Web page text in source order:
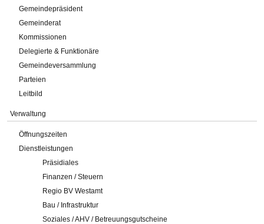
Gemeindepräsident
Gemeinderat
Kommissionen
Delegierte & Funktionäre
Gemeindeversammlung
Parteien
Leitbild
Verwaltung
Öffnungszeiten
Dienstleistungen
Präsidiales
Finanzen / Steuern
Regio BV Westamt
Bau / Infrastruktur
Soziales / AHV / Betreuungsgutscheine